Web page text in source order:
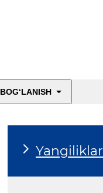
BOG‘LANISH
Yangiliklar